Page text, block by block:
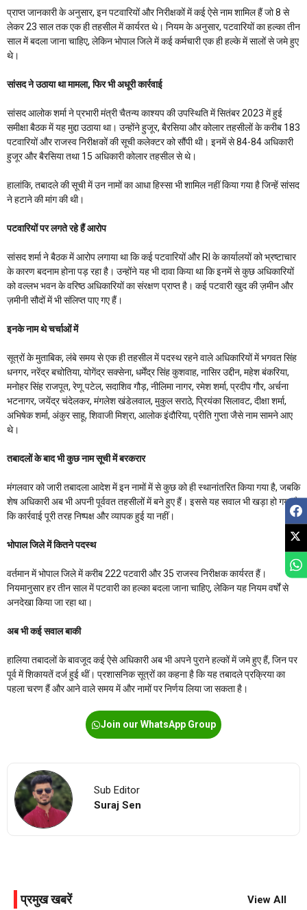
प्राप्त जानकारी के अनुसार, इन पटवारियों और निरीक्षकों में कई ऐसे नाम शामिल हैं जो 8 से
लेकर 23 साल तक एक ही तहसील में कार्यरत थे। नियम के अनुसार, पटवारियों का हल्का तीन
साल में बदला जाना चाहिए, लेकिन भोपाल जिले में कई कर्मचारी एक ही हल्के में सालों से जमे हुए
थे।
सांसद ने उठाया था मामला, फिर भी अधूरी कार्रवाई
सांसद आलोक शर्मा ने प्रभारी मंत्री चैतन्य काश्यप की उपस्थिति में सितंबर 2023 में हुई
समीक्षा बैठक में यह मुद्दा उठाया था। उन्होंने हुजूर, बैरसिया और कोलार तहसीलों के करीब 183
पटवारियों और राजस्व निरीक्षकों की सूची कलेक्टर को सौंपी थी। इनमें से 84-84 अधिकारी
हुजूर और बैरसिया तथा 15 अधिकारी कोलार तहसील से थे।
हालांकि, तबादले की सूची में उन नामों का आधा हिस्सा भी शामिल नहीं किया गया है जिन्हें सांसद
ने हटाने की मांग की थी।
पटवारियों पर लगते रहे हैं आरोप
सांसद शर्मा ने बैठक में आरोप लगाया था कि कई पटवारियों और RI के कार्यालयों को भ्रष्टाचार
के कारण बदनाम होना पड़ रहा है। उन्होंने यह भी दावा किया था कि इनमें से कुछ अधिकारियों
को वल्लभ भवन के वरिष्ठ अधिकारियों का संरक्षण प्राप्त है। कई पटवारी खुद की ज़मीन और
ज़मीनी सौदों में भी संलिप्त पाए गए हैं।
इनके नाम थे चर्चाओं में
सूत्रों के मुताबिक, लंबे समय से एक ही तहसील में पदस्थ रहने वाले अधिकारियों में भगवत सिंह
धनगर, नरेंद्र बचोतिया, योगेंद्र सक्सेना, धर्मेंद्र सिंह कुशवाह, नासिर उद्दीन, महेश बंकरिया,
मनोहर सिंह राजपूत, रेणू पटेल, सदाशिव गौड़, नीलिमा नागर, रमेश शर्मा, प्रदीप गौर, अर्चना
भटनागर, जयेंद्र चंदेलकर, मंगलेश खंडेलवाल, मुकुल सराठे, प्रियंका सिलावट, दीक्षा शर्मा,
अभिषेक शर्मा, अंकुर साहू, शिवाजी मिश्रा, आलोक इंदौरिया, प्रीति गुप्ता जैसे नाम सामने आए
थे।
तबादलों के बाद भी कुछ नाम सूची में बरकरार
मंगलवार को जारी तबादला आदेश में इन नामों में से कुछ को ही स्थानांतरित किया गया है, जबकि
शेष अधिकारी अब भी अपनी पूर्ववत तहसीलों में बने हुए हैं। इससे यह सवाल भी खड़ा हो गया है
कि कार्रवाई पूरी तरह निष्पक्ष और व्यापक हुई या नहीं।
भोपाल जिले में कितने पदस्थ
वर्तमान में भोपाल जिले में करीब 222 पटवारी और 35 राजस्व निरीक्षक कार्यरत हैं।
नियमानुसार हर तीन साल में पटवारी का हल्का बदला जाना चाहिए, लेकिन यह नियम वर्षों से
अनदेखा किया जा रहा था।
अब भी कई सवाल बाकी
हालिया तबादलों के बावजूद कई ऐसे अधिकारी अब भी अपने पुराने हल्कों में जमे हुए हैं, जिन पर
पूर्व में शिकायतें दर्ज हुई थीं। प्रशासनिक सूत्रों का कहना है कि यह तबादले प्रक्रिया का
पहला चरण हैं और आने वाले समय में और नामों पर निर्णय लिया जा सकता है।
Join our WhatsApp Group
Sub Editor
Suraj Sen
प्रमुख खबरें View All